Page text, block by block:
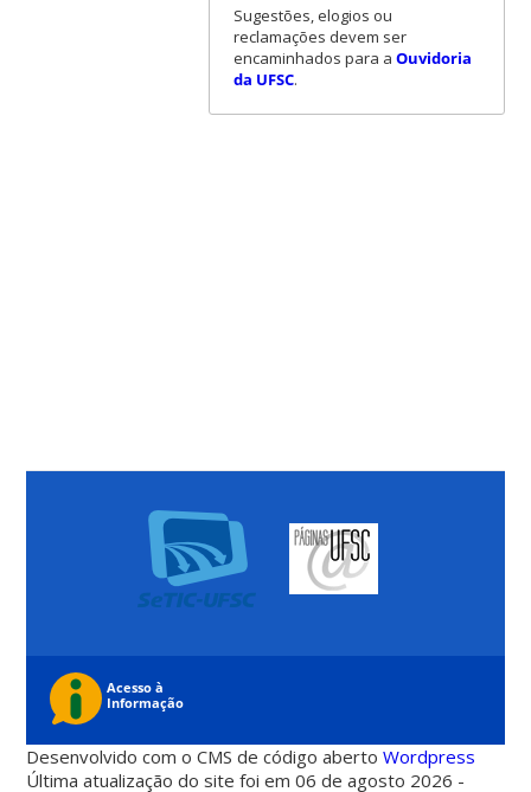
Sugestões, elogios ou
reclamações devem ser
encaminhados para a Ouvidoria
da UFSC.
Desenvolvido com o CMS de código abertoWordpress
Última atualização do site foi em 06 de agosto 2026 -